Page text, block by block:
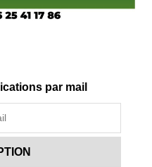
par mail